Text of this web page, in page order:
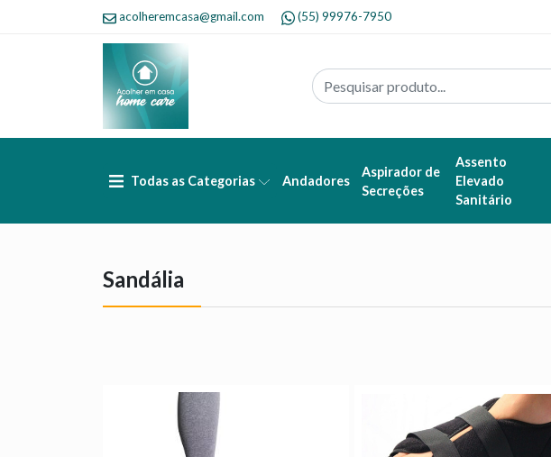
acolheremcasa@gmail.com (55) 99976-7950
Todas as Categorias Andadores
Aspirador de
Secreções
Assento
Elevado
Sanitário
Sandália